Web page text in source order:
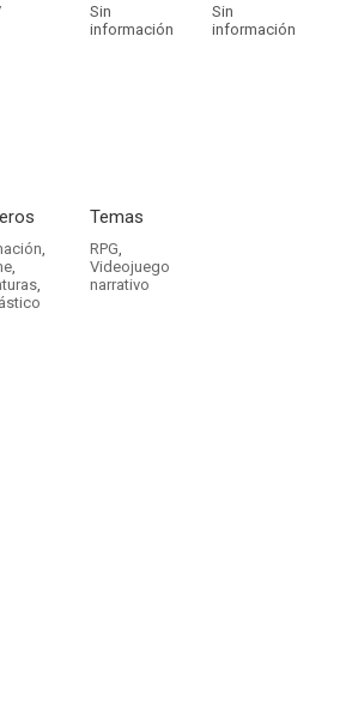
Sin
información
Sin
información
,
,
,
Temas
RPG,
Videojuego
narrativo